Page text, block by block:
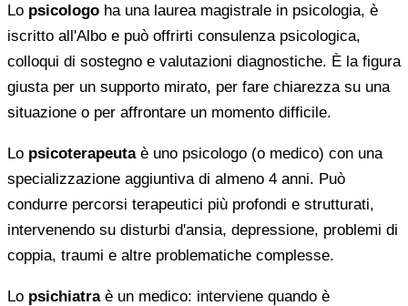
Lo psicologo ha una laurea magistrale in psicologia, è
iscritto all'Albo e può offrirti consulenza psicologica,
colloqui di sostegno e valutazioni diagnostiche. È la figura
giusta per un supporto mirato, per fare chiarezza su una
situazione o per affrontare un momento difficile.
Lo psicoterapeutaè uno psicologo (o medico) con una
specializzazione aggiuntiva di almeno 4 anni. Può
condurre percorsi terapeutici più profondi e strutturati,
intervenendo su disturbi d'ansia, depressione, problemi di
coppia, traumi e altre problematiche complesse.
Lo psichiatraè un medico: interviene quando è